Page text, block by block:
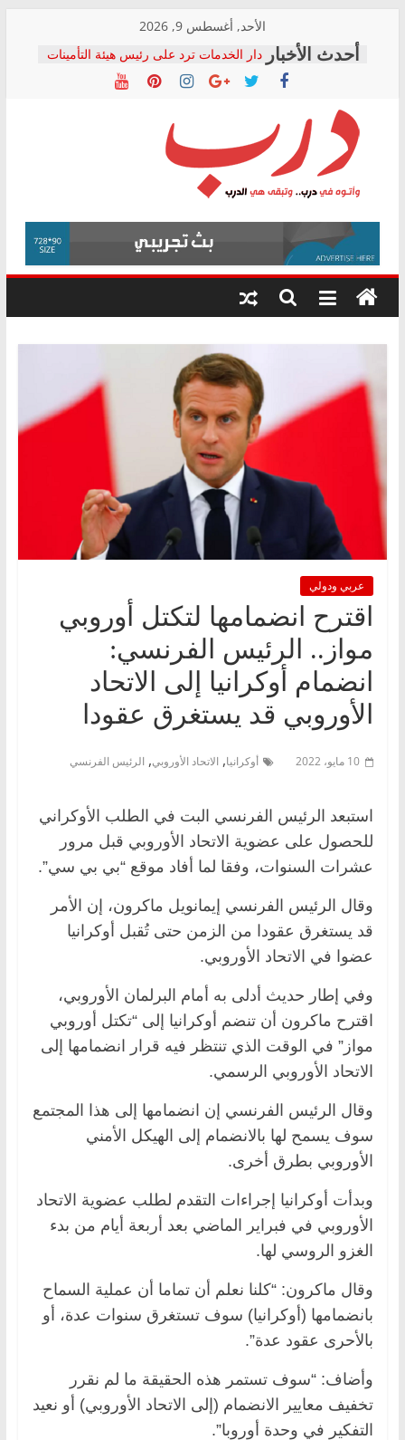
content
الأحد, أغسطس 9, 2026
دار الخدمات ترد على رئيس هيئة التأمينات
بعد مؤتمره الصحفي: إنكار الأزمة لا ينهي
معاناة أصحاب المعاشات.. ونطالب بكشف
فرحات سليمان يكتب: القطاع الصحي إلى
أين؟
حزب التحالف الشعبي يطلق لجنة “الحق
في الصحة” بالإسكندرية لرصد الانتهاكات
ودعم المرضى
الوزاري لمدينة الصحفيين.. وانتهاء أعمال
إنشاء المبنى الإداري
المجلس القومي لحقوق الإنسان يعلن
متابعة قضية الدكتور محمد زهران.. ويؤكد:
قرينة البراءة وضمانات المحاكمة العادلة
درب
وأتوه
درب..
وتبقى
هي
عربي ودولي
اقترح انضمامها لتكتل أوروبي
مواز.. الرئيس الفرنسي:
انضمام أوكرانيا إلى الاتحاد
الأوروبي قد يستغرق عقودا
10 مايو، 2022 أوكرانيا, الاتحاد الأوروبي, الرئيس الفرنسي
استبعد الرئيس الفرنسي البت في الطلب الأوكراني
للحصول على عضوية الاتحاد الأوروبي قبل مرور
عشرات السنوات، وفقا لما أفاد موقع “بي بي سي”.
وقال الرئيس الفرنسي إيمانويل ماكرون، إن الأمر
قد يستغرق عقودا من الزمن حتى تُقبل أوكرانيا
عضوا في الاتحاد الأوروبي.
وفي إطار حديث أدلى به أمام البرلمان الأوروبي،
اقترح ماكرون أن تنضم أوكرانيا إلى “تكتل أوروبي
مواز” في الوقت الذي تنتظر فيه قرار انضمامها إلى
الاتحاد الأوروبي الرسمي.
وقال الرئيس الفرنسي إن انضمامها إلى هذا المجتمع
سوف يسمح لها بالانضمام إلى الهيكل الأمني
الأوروبي بطرق أخرى.
وبدأت أوكرانيا إجراءات التقدم لطلب عضوية الاتحاد
الأوروبي في فبراير الماضي بعد أربعة أيام من بدء
الغزو الروسي لها.
وقال ماكرون: “كلنا نعلم أن تماما أن عملية السماح
بانضمامها (أوكرانيا) سوف تستغرق سنوات عدة، أو
بالأحرى عقود عدة”.
وأضاف: “سوف تستمر هذه الحقيقة ما لم نقرر
تخفيف معايير الانضمام (إلى الاتحاد الأوروبي) أو نعيد
التفكير في وحدة أوروبا”.